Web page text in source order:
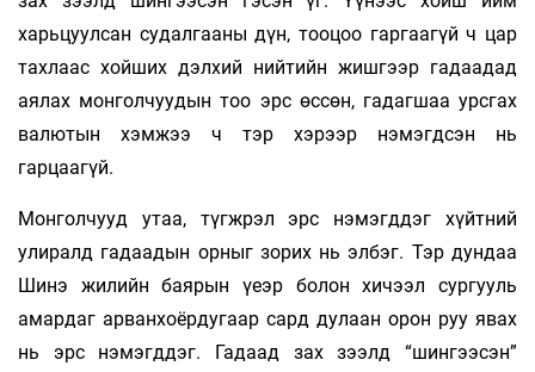
харьцуулсан судалгааны дүн, тооцоо гаргаагүй ч цар
тахлаас хойших дэлхий нийтийн жишгээр гадаадад
аялах монголчуудын тоо эрс өссөн, гадагшаа урсгах
валютын хэмжээ ч тэр хэрээр нэмэгдсэн нь
гарцаагүй.
Монголчууд утаа, түгжрэл эрс нэмэгддэг хүйтний
улиралд гадаадын орныг зорих нь элбэг. Тэр дундаа
Шинэ жилийн баярын үеэр болон хичээл сургууль
амардаг арванхоёрдугаар сард дулаан орон руу явах
нь эрс нэмэгддэг. Гадаад зах зээлд “шингээсэн”